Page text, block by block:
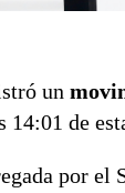
un
14:01 de
por